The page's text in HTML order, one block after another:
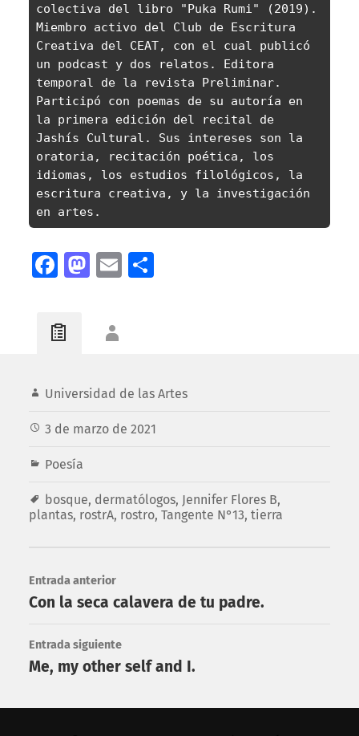
colectiva del libro "Puka Rumi" (2019).
Miembro activo del Club de Escritura
Creativa del CEAT, con el cual publicó
un podcast y dos relatos. Editora
temporal de la revista Preliminar.
Participó con poemas de su autoría en
la primera edición del recital de
Jashís Cultural. Sus intereses son la
oratoria, recitación poética, los
idiomas, los estudios filológicos, la
escritura creativa, y la investigación
en artes.
Facebook
Mastodon
EmailCompartir
Universidad de las Artes
3 de marzo de 2021
Poesía
bosque, dermatólogos, Jennifer Flores B,
plantas, rostrA, rostro, Tangente N°13, tierra
Entrada anterior
Con la seca calavera de tu padre.
Entrada siguiente
Me, my other self and I.